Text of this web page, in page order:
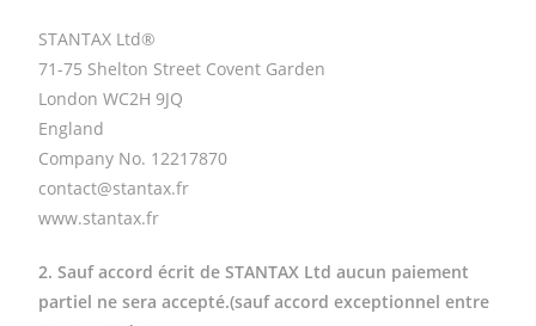
STANTAX Ltd®
71-75 Shelton Street Covent Garden
London WC2H 9JQ
England
Company No. 12217870
contact@stantax.fr
www.stantax.fr
2. Sauf accord écrit de STANTAX Ltd aucun paiement
partiel ne sera accepté.(sauf accord exceptionnel entre